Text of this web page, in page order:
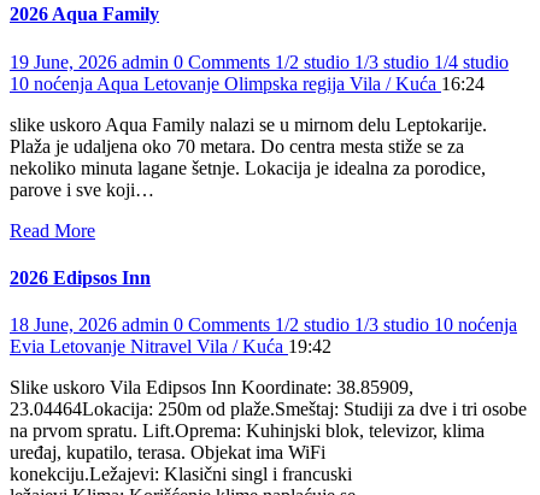
2026 Aqua Family
19 June, 2026 admin 0 Comments 1/2 studio 1/3 studio 1/4 studio
10 noćenja Aqua Letovanje Olimpska regija Vila / Kuća 16:24
slike uskoro Aqua Family nalazi se u mirnom delu Leptokarije.
Plaža je udaljena oko 70 metara. Do centra mesta stiže se za
nekoliko minuta lagane šetnje. Lokacija je idealna za porodice,
parove i sve koji…
Read More
2026 Edipsos Inn
18 June, 2026 admin 0 Comments 1/2 studio 1/3 studio 10 noćenja
Evia Letovanje Nitravel Vila / Kuća 19:42
Slike uskoro Vila Edipsos Inn Koordinate: 38.85909,
23.04464Lokacija: 250m od plaže.Smeštaj: Studiji za dve i tri osobe
na prvom spratu. Lift.Oprema: Kuhinjski blok, televizor, klima
uređaj, kupatilo, terasa. Objekat ima WiFi
konekciju.Ležajevi: Klasični singl i francuski